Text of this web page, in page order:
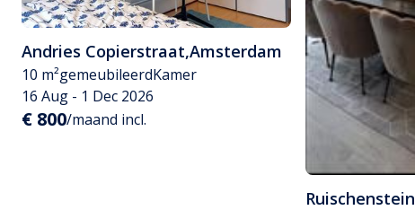
Andries Copierstraat,Amsterdam
10 m²gemeubileerdKamer
16 Aug - 1 Dec 2026
€ 800/maand incl.
Ruischenstein